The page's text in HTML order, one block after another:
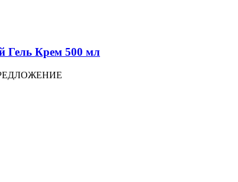
Гель Крем 500 мл